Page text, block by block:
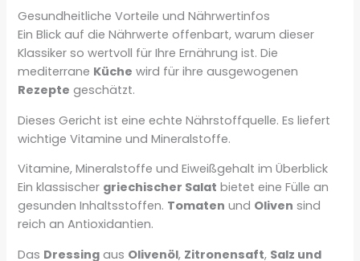
Gesundheitliche Vorteile und Nährwertinfos
Ein Blick auf die Nährwerte offenbart, warum dieser
Klassiker so wertvoll für Ihre Ernährung ist. Die
mediterrane Küche wird für ihre ausgewogenen
Rezepte geschätzt.
Dieses Gericht ist eine echte Nährstoffquelle. Es liefert
wichtige Vitamine und Mineralstoffe.
Vitamine, Mineralstoffe und Eiweißgehalt im Überblick
Ein klassischer griechischer Salat bietet eine Fülle an
gesunden Inhaltsstoffen. Tomaten und Oliven sind
reich an Antioxidantien.
Das Dressing aus Olivenöl, Zitronensaft, Salz und